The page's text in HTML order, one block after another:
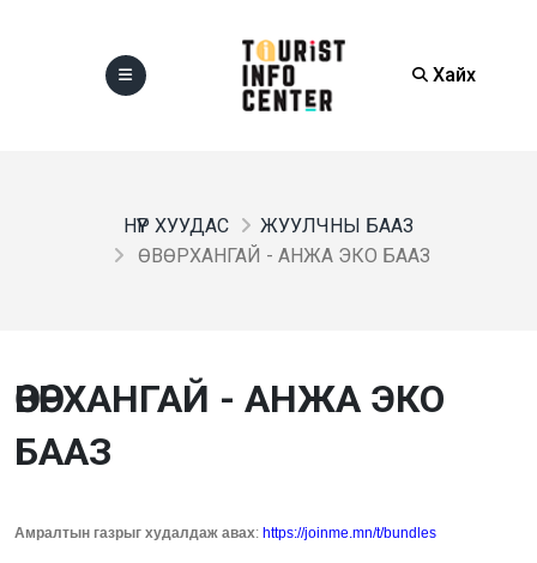
Хайх
НҮҮР ХУУДАС
ЖУУЛЧНЫ БААЗ
ӨВӨРХАНГАЙ - АНЖА ЭКО БААЗ
ӨВӨРХАНГАЙ - АНЖА ЭКО
БААЗ
Амралтын газрыг худалдаж авах: https://joinme.mn/t/bundles